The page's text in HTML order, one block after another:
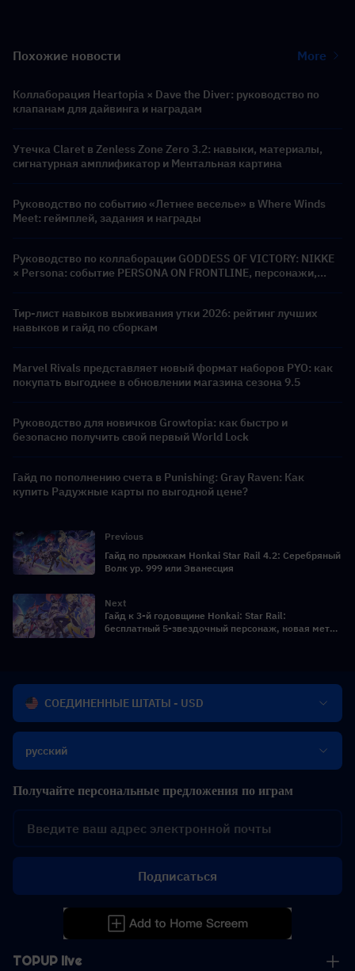
Похожие новости More
Коллаборация Heartopia × Dave the Diver: руководство по
клапанам для дайвинга и наградам
Утечка Claret в Zenless Zone Zero 3.2: навыки, материалы,
сигнатурная амплификатор и Ментальная картина
Руководство по событию «Летнее веселье» в Where Winds
Meet: геймплей, задания и награды
Руководство по коллаборации GODDESS OF VICTORY: NIKKE
× Persona: событие PERSONA ON FRONTLINE, персонажи,
Тир-лист навыков выживания утки 2026: рейтинг лучших
навыков и гайд по сборкам
Marvel Rivals представляет новый формат наборов PYO: как
покупать выгоднее в обновлении магазина сезона 9.5
Руководство для новичков Growtopia: как быстро и
безопасно получить свой первый World Lock
Гайд по пополнению счета в Punishing: Gray Raven: Как
купить Радужные карты по выгодной цене?
Previous
Гайд по прыжкам Honkai Star Rail 4.2: Серебряный
Волк ур. 999 или Эванесция
Next
Гайд к 3-й годовщине Honkai: Star Rail:
бесплатный 5-звездочный персонаж, новая мета
СОЕДИНЕННЫЕ ШТАТЫ - USD
русский
TOPUP live
Получайте персональные предложения по играм
Подписаться